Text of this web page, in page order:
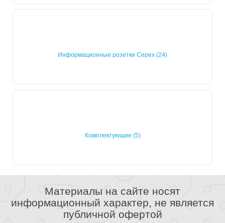
Информационные розетки Cepex (24)
Комплектующие (5)
Материалы на сайте носят
информационный характер, не является
публичной офертой